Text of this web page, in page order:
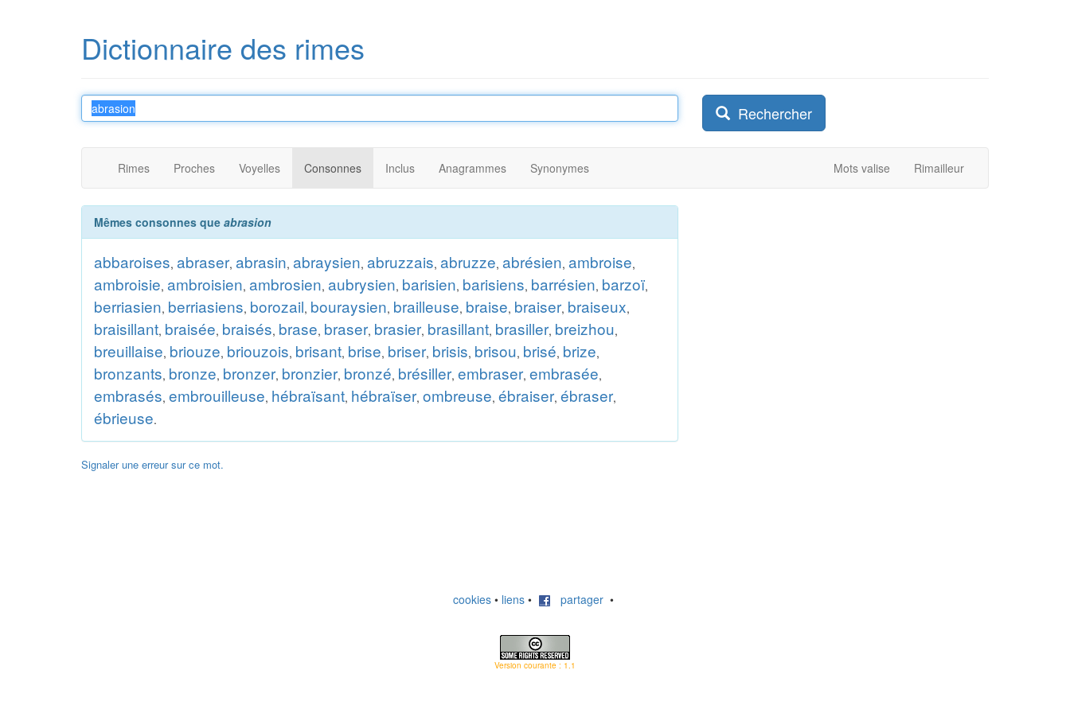
Dictionnaire des rimes
Rechercher
Rimes Proches Voyelles Consonnes Inclus Anagrammes Synonymes Mots valise Rimailleur
Mêmes consonnes que abrasion
abbaroises, abraser, abrasin, abraysien, abruzzais, abruzze, abrésien, ambroise,
ambroisie, ambroisien, ambrosien, aubrysien, barisien, barisiens, barrésien, barzoï,
berriasien, berriasiens, borozail, bouraysien, brailleuse, braise, braiser, braiseux,
braisillant, braisée, braisés, brase, braser, brasier, brasillant, brasiller, breizhou,
breuillaise, briouze, briouzois, brisant, brise, briser, brisis, brisou, brisé, brize,
bronzants, bronze, bronzer, bronzier, bronzé, brésiller, embraser, embrasée,
embrasés, embrouilleuse, hébraïsant, hébraïser, ombreuse, ébraiser, ébraser,
ébrieuse.
Signaler une erreur sur ce mot.
cookies • liens • partager •
Version courante : 1.1